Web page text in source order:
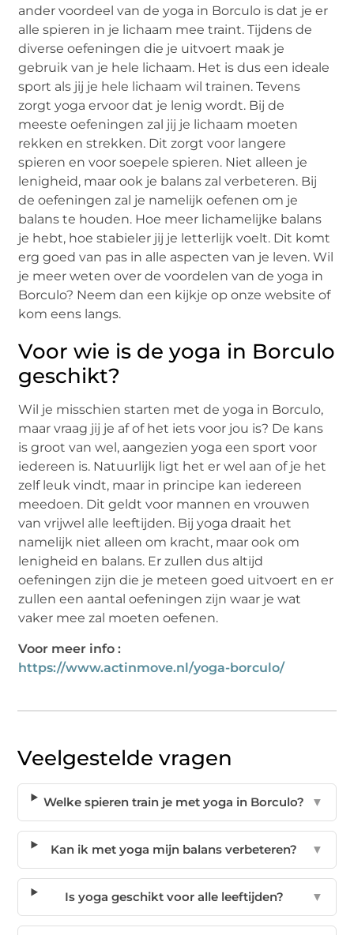
ander voordeel van de yoga in Borculo is dat je er
alle spieren in je lichaam mee traint. Tijdens de
diverse oefeningen die je uitvoert maak je
gebruik van je hele lichaam. Het is dus een ideale
sport als jij je hele lichaam wil trainen. Tevens
zorgt yoga ervoor dat je lenig wordt. Bij de
meeste oefeningen zal jij je lichaam moeten
rekken en strekken. Dit zorgt voor langere
spieren en voor soepele spieren. Niet alleen je
lenigheid, maar ook je balans zal verbeteren. Bij
de oefeningen zal je namelijk oefenen om je
balans te houden. Hoe meer lichamelijke balans
je hebt, hoe stabieler jij je letterlijk voelt. Dit komt
erg goed van pas in alle aspecten van je leven. Wil
je meer weten over de voordelen van de yoga in
Borculo? Neem dan een kijkje op onze website of
kom eens langs.
Voor wie is de yoga in Borculo
geschikt?
Wil je misschien starten met de yoga in Borculo,
maar vraag jij je af of het iets voor jou is? De kans
is groot van wel, aangezien yoga een sport voor
iedereen is. Natuurlijk ligt het er wel aan of je het
zelf leuk vindt, maar in principe kan iedereen
meedoen. Dit geldt voor mannen en vrouwen
van vrijwel alle leeftijden. Bij yoga draait het
namelijk niet alleen om kracht, maar ook om
lenigheid en balans. Er zullen dus altijd
oefeningen zijn die je meteen goed uitvoert en er
zullen een aantal oefeningen zijn waar je wat
vaker mee zal moeten oefenen.
Voor meer info :
https://www.actinmove.nl/yoga-borculo/
Veelgestelde vragen
Welke spieren train je met yoga in Borculo? ▼
Kan ik met yoga mijn balans verbeteren? ▼
Is yoga geschikt voor alle leeftijden? ▼